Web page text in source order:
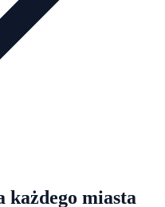
każdego miasta